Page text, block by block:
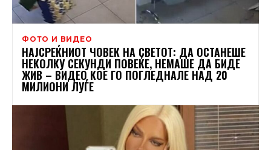
ФОТО И ВИДЕО
НАЈСРЕЌНИОТ ЧОВЕК НА СВЕТОТ: ДА ОСТАНЕШЕ
НЕКОЛКУ СЕКУНДИ ПОВЕЌЕ, НЕМАШЕ ДА БИДЕ
ЖИВ – ВИДЕО КОЕ ГО ПОГЛЕДНАЛЕ НАД 20
МИЛИОНИ ЛУЃЕ